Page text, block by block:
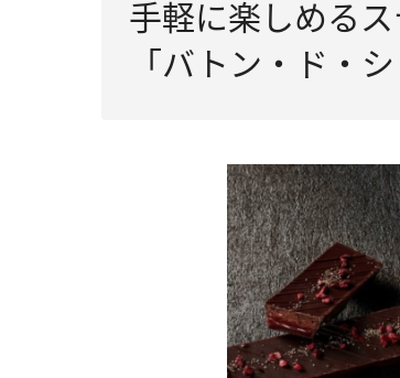
手軽に楽しめる
「バトン・ド・シ